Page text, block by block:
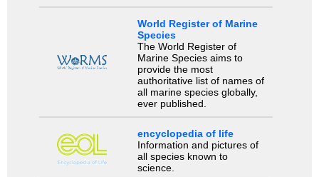
World Register of Marine
Species
The World Register of
Marine Species aims to
provide the most
authoritative list of names of
all marine species globally,
ever published.
encyclopedia of life
Information and pictures of
all species known to
science.